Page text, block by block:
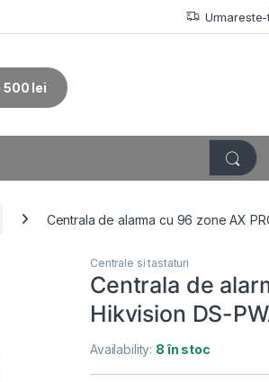
500 lei
Centrala de alarma cu 96 zone AX
Centrale si tastaturi
Centrala de
Hikvision DS-
Availability: 8 în stoc